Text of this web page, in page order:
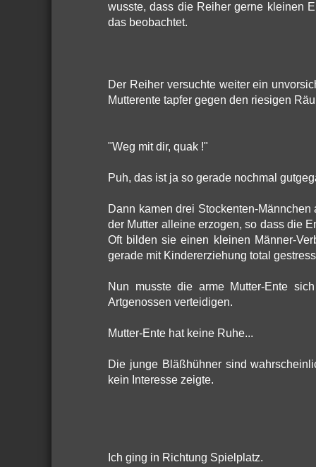
wusste, dass die Reiher gerne kleinen
das beobachtet.
Der Reiher versuchte weiter ein
Mutterente tapfer gegen den riesigen
"Weg mit dir, quak !"
Puh, das ist ja so gerade nochmal
Dann kamen drei Stockenten-
der Mutter alleine erzogen, so dass die
Oft bilden sie einen kleinen Männer-
gerade mit Kindererziehung total
Nun musste die arme Mutter-Ente
Artgenossen verteidigen.
Mutter-Ente hat keine Ruhe...
Die junge Bläßhühner sind
kein Interesse zeigte.
Ich ging in Richtung Spielplatz.